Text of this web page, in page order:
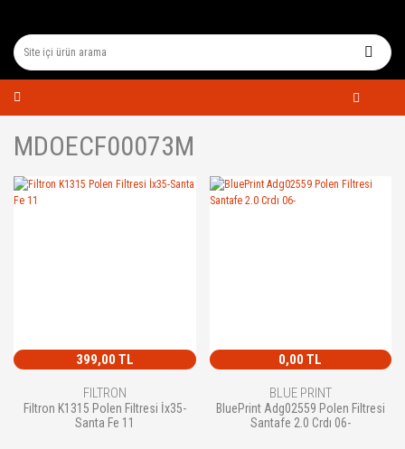
MDOECF00073M
399,00 TL
FILTRON
Filtron K1315 Polen Filtresi İx35-
Santa Fe 11
0,00 TL
BLUE PRINT
BluePrint Adg02559 Polen Filtresi
Santafe 2.0 Crdı 06-